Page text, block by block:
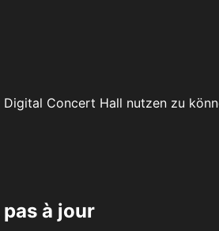
Concert Hall nutzen zu
à jour